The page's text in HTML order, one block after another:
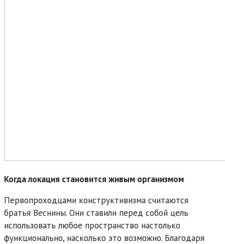
Когда локация становится живым организмом
Первопроходцами конструктивизма считаются
братья Веснины. Они ставили перед собой цель
использовать любое пространство настолько
функционально, насколько это возможно. Благодаря